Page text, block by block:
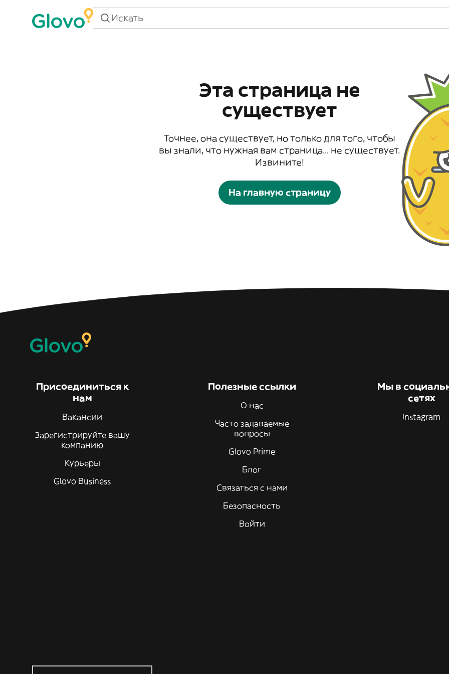
Эта страница не
существует
Точнее, она существует, но только для того, чтобы
вы знали, что нужная вам страница... не существует.
Извините!
На главную страницу
Присоединиться к
нам
Вакансии
Зарегистрируйте вашу
компанию
Курьеры
Glovo Business
Полезные ссылки
О нас
Часто задаваемые
вопросы
Glovo Prime
Блог
Связаться с нами
Безопасность
Войти
Мы в
сетях
Instagram